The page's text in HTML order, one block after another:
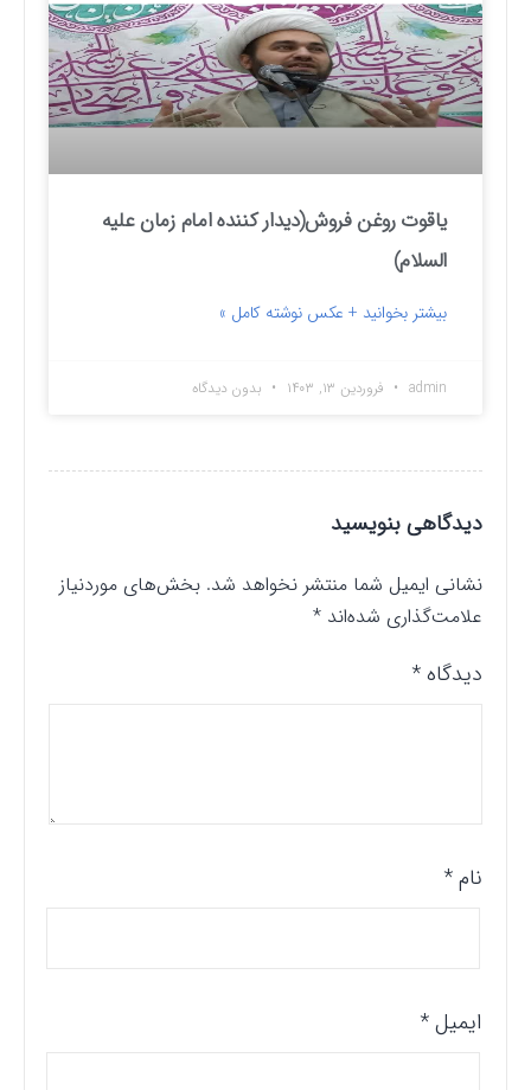
یاقوت روغن فروش(دیدار کننده امام زمان علیه
السلام)
بیشتر بخوانید + عکس نوشته کامل »
admin فروردین ۱۳, ۱۴۰۳ بدون دیدگاه
دیدگاهی بنویسید
نشانی ایمیل شما منتشر نخواهد شد. بخش‌های موردنیاز
علامت‌گذاری شده‌اند*
دیدگاه*
نام*
ایمیل*